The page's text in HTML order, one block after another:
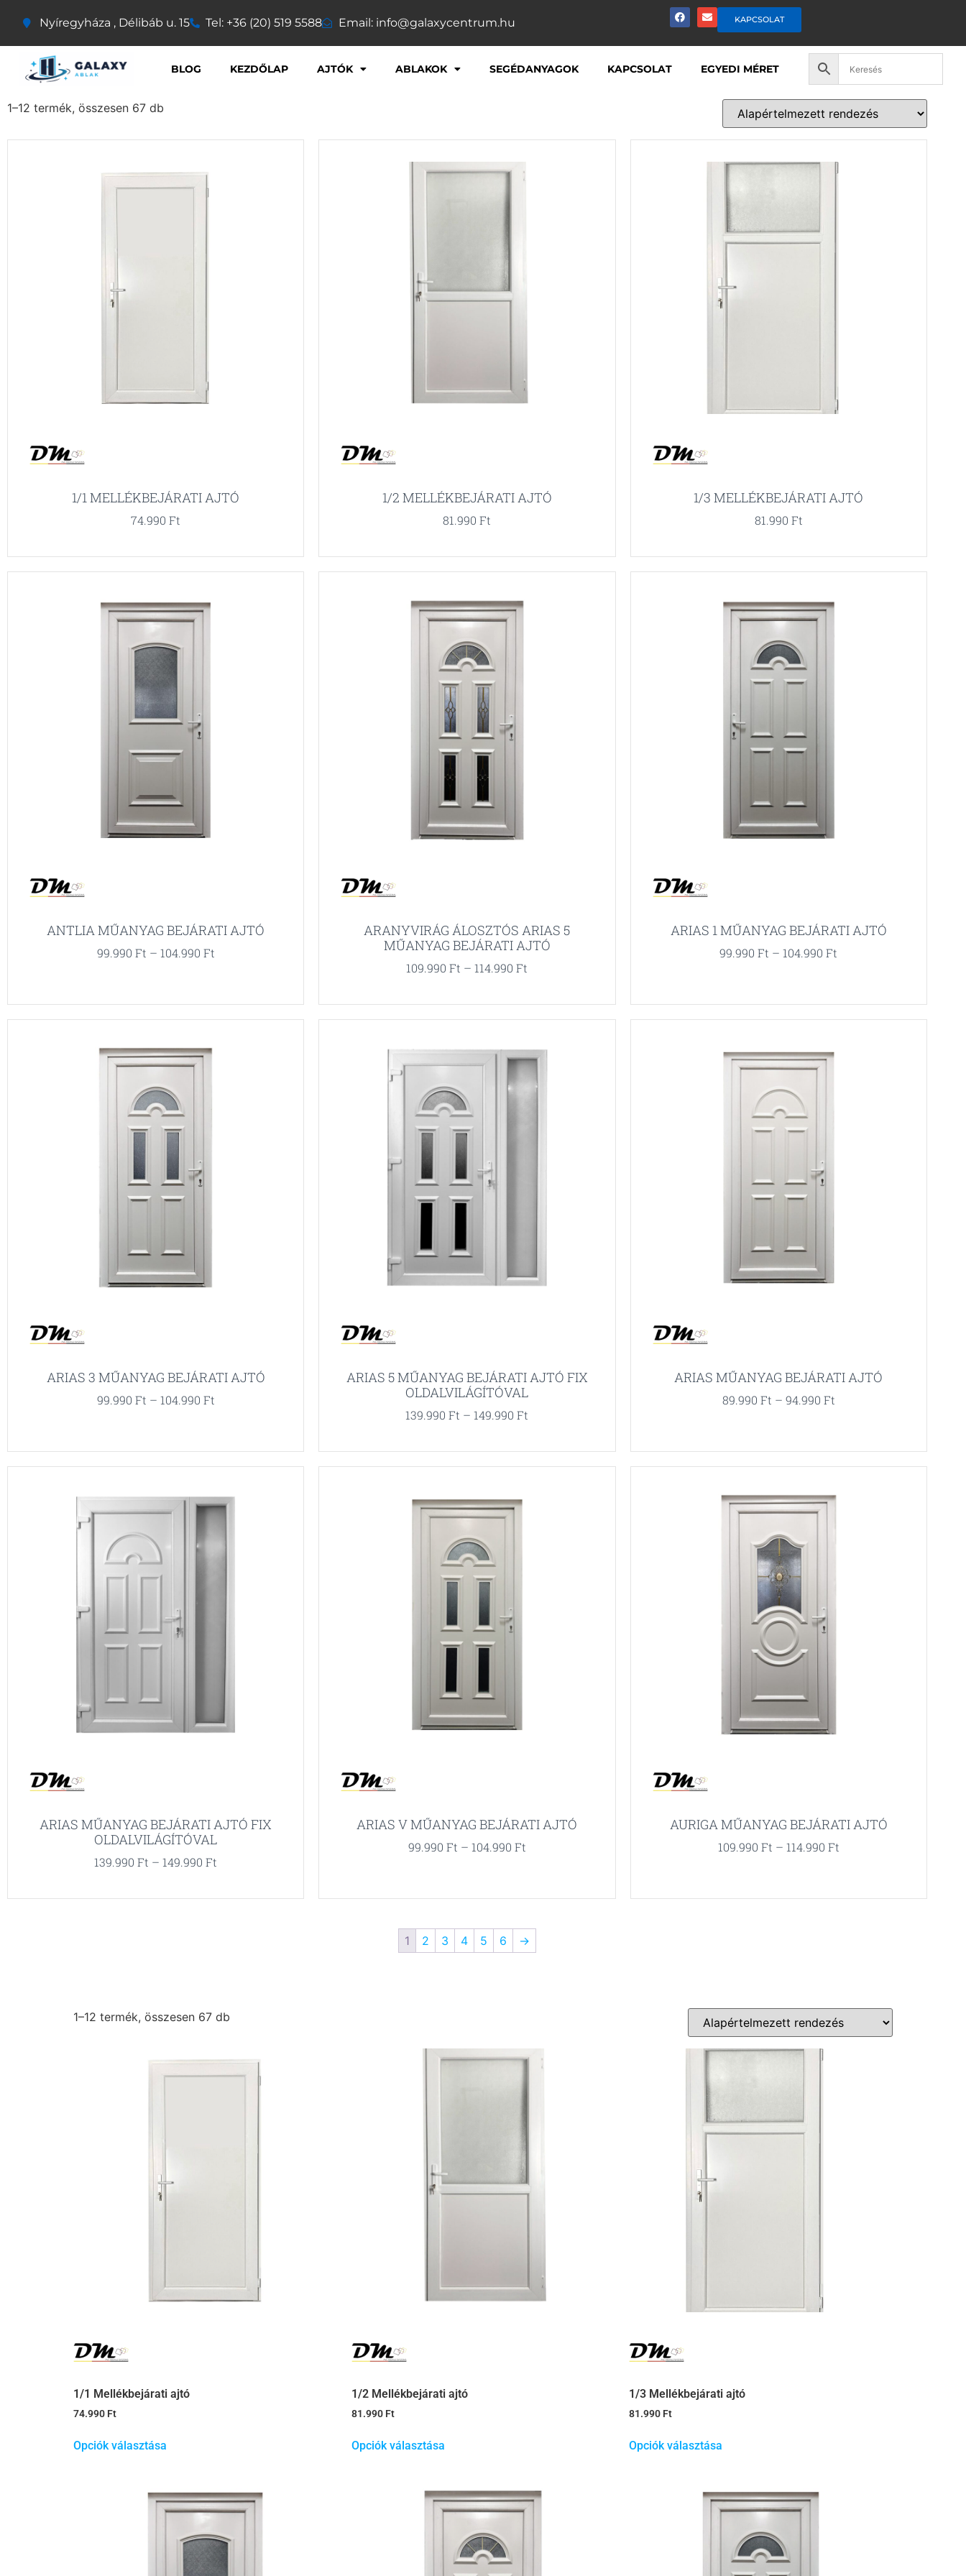
Nyíregyháza , Délibáb u. 15 Tel: +36 (20) 519 5588 Email: info@galaxycentrum.hu KAPCSOLAT
BLOG KEZDŐLAP AJTÓK ABLAKOK SEGÉDANYAGOK KAPCSOLAT EGYEDI MÉRET
1–12 termék, összesen 67 db
1/1 MELLÉKBEJÁRATI AJTÓ
74.990Ft
1/2 MELLÉKBEJÁRATI AJTÓ
81.990Ft
1/3 MELLÉKBEJÁRATI AJTÓ
81.990 Ft
ANTLIA MŰANYAG BEJÁRATI AJTÓ
99.990 Ft – 104.990 Ft
ARANYVIRÁG ÁLOSZTÓS ARIAS 5
MŰANYAG BEJÁRATI AJTÓ
109.990Ft – 114.990Ft
ARIAS 1 MŰANYAG BEJÁRATI AJTÓ
99.990Ft – 104.990Ft
ARIAS 3 MŰANYAG BEJÁRATI AJTÓ
99.990 Ft – 104.990 Ft
ARIAS 5 MŰANYAG BEJÁRATI AJTÓ FIX
OLDALVILÁGÍTÓVAL
139.990Ft – 149.990Ft
ARIAS MŰANYAG BEJÁRATI AJTÓ
89.990 Ft – 94.990 Ft
ARIAS MŰANYAG BEJÁRATI AJTÓ FIX
OLDALVILÁGÍTÓVAL
139.990Ft – 149.990Ft
ARIAS V MŰANYAG BEJÁRATI AJTÓ
99.990 Ft – 104.990 Ft
AURIGA MŰANYAG BEJÁRATI AJTÓ
109.990 Ft – 114.990 Ft
1 2 3 4 5 6 →
1–12 termék, összesen 67 db
1/1 Mellékbejárati ajtó
74.990 Ft
Opciók választása
1/2 Mellékbejárati ajtó
81.990 Ft
Opciók választása
1/3 Mellékbejárati ajtó
81.990 Ft
Opciók választása